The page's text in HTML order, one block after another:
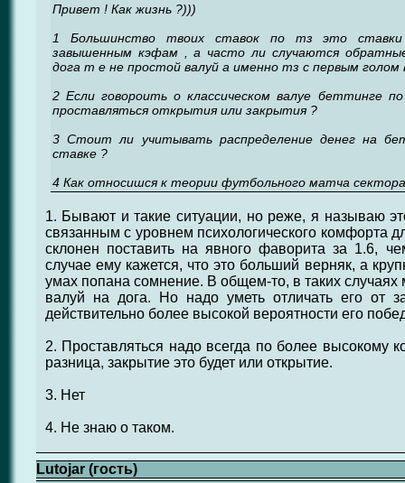
Привет ! Как жизнь ?)))
1 Большинство твоих ставок по тз это
завышенным кэфам , а часто ли случаются
дога т е не простой валуй а именно тз с первым
2 Если говороить о классическом валуе беттинге
проставляться открытия или закрытия ?
3 Стоит ли учитывать распределение денег на
ставке ?
4 Как относишся к теории футбольного матча
1. Бывают и такие ситуации, но реже, я называю
связанным с уровнем психологического комфорта
склонен поставить на явного фаворита за 1.6,
случае ему кажется, что это больший верняк, а
умах попана сомнение. В общем-то, в таких
валуй на дога. Но надо уметь отличать его от
действительно более высокой вероятности его
2. Проставляться надо всегда по более высокому
разница, закрытие это будет или открытие.
3. Нет
4. Не знаю о таком.
Lutojar (гость)